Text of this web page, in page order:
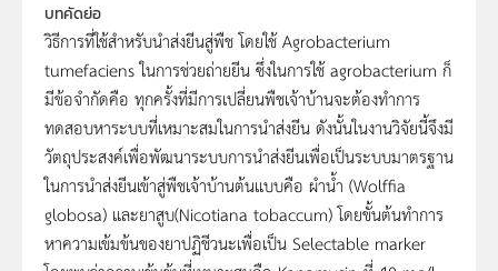
บทคัดย่อ
วิธีการที่ใช้สำหรับนำส่งยีนสู่พืช โดยใช้ Agrobacterium
tumefaciens ในการช่วยถ่ายยีน ซึ่งในการใช้ agrobacterium ก็
มีข้อจำกัดคือ ทุกครั้งที่มีการเปลี่ยนพืชเจ้าบ้านจะต้องทำการ
ทดสอบหาระบบที่เหมาะสมในการนำส่งยีน ดังนั้นในงานวิจัยนี้จึงมี
วัตถุประสงค์เพื่อพัฒนาระบบการนำส่งยีนเพื่อเป็นระบบมาตรฐาน
ในการนำส่งยีนเข้าสู่พืชเจ้าบ้านต้นแบบคือ ผำน้ำ (Wolffia
globosa) และยาสูบ(Nicotiana tobaccum) โดยขั้นต้นทำการ
หาความเข้มข้นของยาปฏิชีวนะเพื่อเป็น Selectable marker